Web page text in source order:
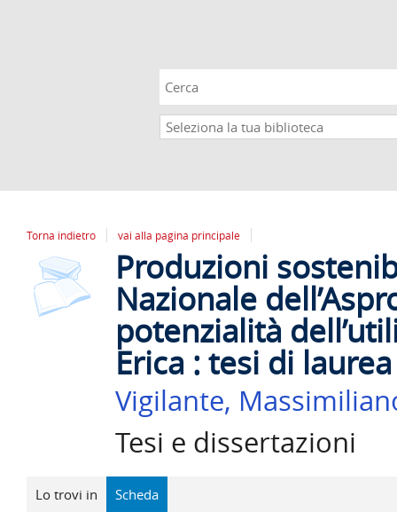
Seleziona
la
Torna indietro vai alla pagina principale
Dettaglio
del
documento
copertina Produzioni
Nazionale
potenzialità
Erica : tesi di laurea
Vigilante,
Tesi e dissertazioni
Lo trovi in Scheda